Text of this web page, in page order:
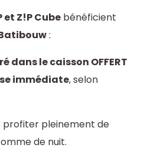
et Z!P Cube bénéficient
:
dans le caisson OFFERT
immédiate, selon
profiter pleinement de
de nuit.